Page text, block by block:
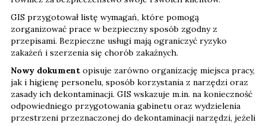
GIS przygotował listę wymagań, które pomogą
zorganizować prace w bezpieczny sposób zgodny z
przepisami. Bezpieczne usługi mają ograniczyć ryzyko
zakażeń i szerzenia się chorób zakaźnych.
Nowy dokument opisuje zarówno organizację miejsca pracy,
jak i higienę personelu, sposób korzystania z narzędzi oraz
zasady ich dekontaminacji. GIS wskazuje m.in. na konieczność
odpowiedniego przygotowania gabinetu oraz wydzielenia
przestrzeni przeznaczonej do dekontaminacji narzędzi, jeżeli